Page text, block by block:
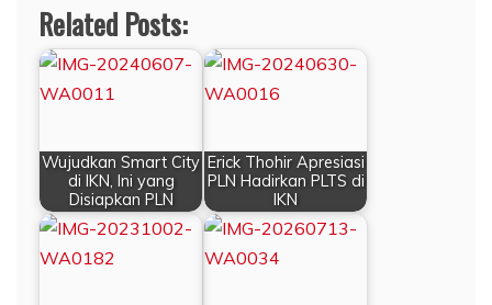
Related Posts:
Wujudkan Smart City
di IKN, Ini yang
Disiapkan PLN
Erick Thohir Apresiasi
PLN Hadirkan PLTS di
IKN